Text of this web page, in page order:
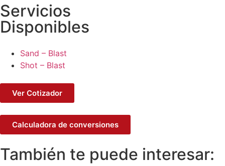
Servicios
Disponibles
Sand – Blast
Shot – Blast
Ver Cotizador
Calculadora de conversiones
También te puede interesar: